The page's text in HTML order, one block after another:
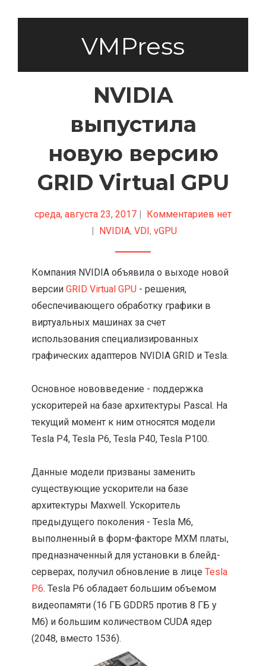
VMPress
NVIDIA
выпустила
новую версию
GRID Virtual GPU
среда, августа 23, 2017 | Комментариев нет
| NVIDIA, VDI, vGPU
Компания NVIDIA объявила о выходе новой
версииGRID Virtual GPU - решения,
обеспечивающего обработку графики в
виртуальных машинах за счет
использования специализированных
графических адаптеров NVIDIA GRID и Tesla.
Основное нововведение - поддержка
ускоритерей на базе архитектуры Pascal. На
текущий момент к ним относятся модели
Tesla P4, Tesla P6, Tesla P40, Tesla P100.
Данные модели призваны заменить
существующие ускорители на базе
архитектуры Maxwell. Ускоритель
предыдущего поколения - Tesla M6,
выполненный в форм-факторе MXM платы,
предназначенный для установки в блейд-
серверах, получил обновление в лицеTesla
P6. Tesla P6 обладает большим объемом
видеопамяти (16 ГБ GDDR5 против 8 ГБ у
M6) и большим количеством CUDA ядер
(2048, вместо 1536).